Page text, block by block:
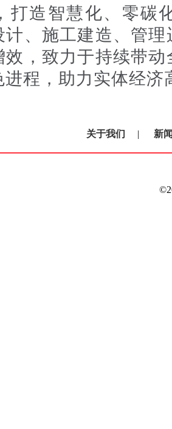
打造智慧化、零碳
计、施工建造、管
效，致力于持续带
程，助力实体经济
关于我们 | 新